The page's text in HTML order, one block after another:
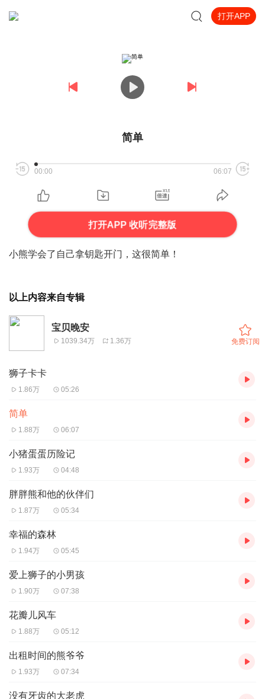
打开APP
简单
00:00 06:07
打开APP 收听完整版
小熊学会了自己拿钥匙开门，这很简单！
以上内容来自专辑
宝贝晚安
1039.34万 1.36万 免费订阅
狮子卡卡
1.86万 05:26
简单
1.88万 06:07
小猪蛋蛋历险记
1.93万 04:48
胖胖熊和他的伙伴们
1.87万 05:34
幸福的森林
1.94万 05:45
爱上狮子的小男孩
1.90万 07:38
花瓣儿风车
1.88万 05:12
出租时间的熊爷爷
1.93万 07:34
没有牙齿的大老虎